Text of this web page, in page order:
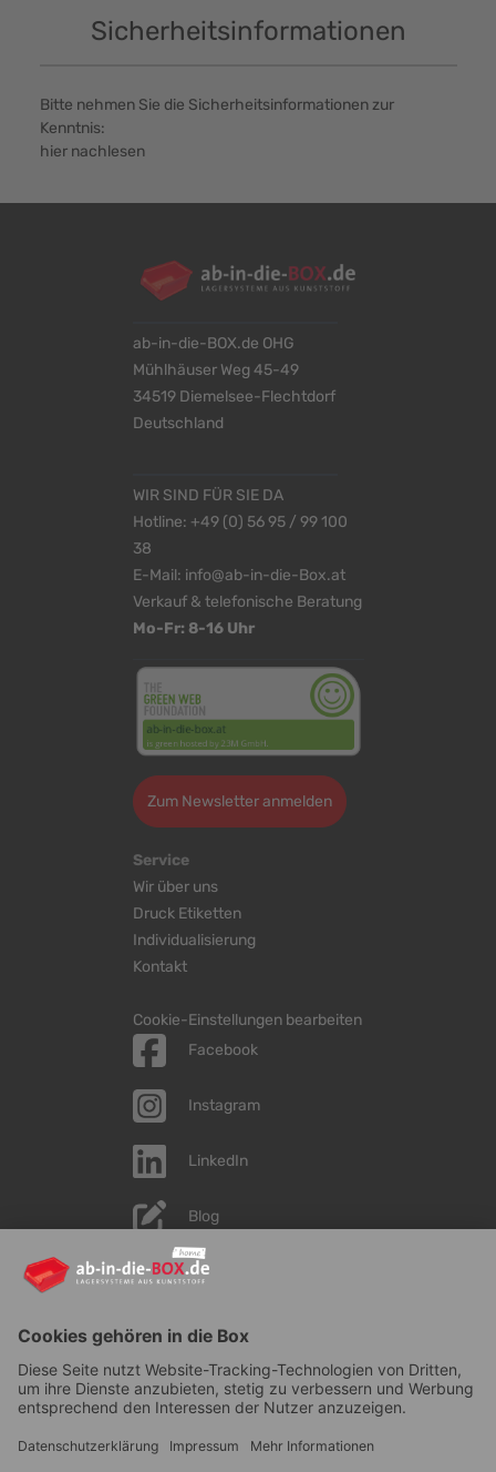
Sicherheitsinformationen
Bitte nehmen Sie die Sicherheitsinformationen zur
Kenntnis:
hier nachlesen
ab-in-die-BOX.de OHG
Mühlhäuser Weg 45-49
34519 Diemelsee-Flechtdorf
Deutschland
WIR SIND FÜR SIE DA
Hotline: +49 (0) 56 95 / 99 100
38
E-Mail: info@ab-in-die-Box.at
Verkauf & telefonische Beratung
Mo-Fr: 8-16 Uhr
Zum Newsletter anmelden
Service
Wir über uns
Druck Etiketten
Individualisierung
Kontakt
Cookie-Einstellungen bearbeiten
Facebook
Instagram
LinkedIn
Blog
YouTube